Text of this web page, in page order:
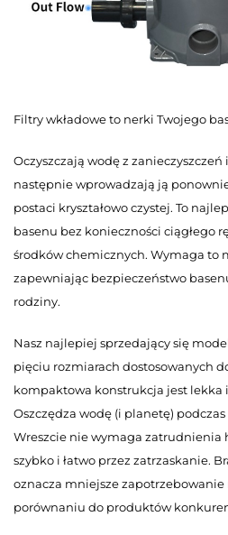
Filtry wkładowe to nerki Twojego
Oczyszczają wodę z
następnie wprowadzają ją
postaci kryształowo czystej. To
basenu bez konieczności ciągłego
środków chemicznych. Wymaga to
zapewniając bezpieczeństwo
rodziny.
Nasz najlepiej sprzedający się
pięciu rozmiarach dostosowanych
kompaktowa konstrukcja jest lekka
Oszczędza wodę (i planetę)
Wreszcie nie wymaga zatrudnienia
szybko i łatwo przez zatrzaskanie.
oznacza mniejsze zapotrzebowanie
porównaniu do produktów